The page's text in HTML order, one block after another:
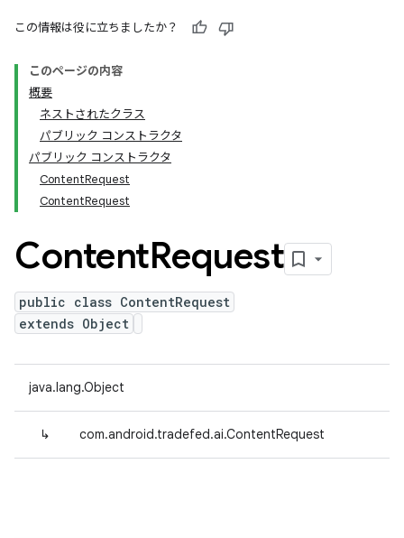
この情報は役に立ちましたか？
このページの内容
概要
ネストされたクラス
パブリック コンストラクタ
パブリック コンストラクタ
ContentRequest
ContentRequest
ContentRequest
public class ContentRequest
extends Object
java.lang.Object
↳ com.android.tradefed.ai.ContentRequest